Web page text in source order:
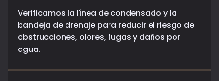
Verificamos la línea de condensado y la
bandeja de drenaje para reducir el riesgo de
obstrucciones, olores, fugas y daños por
agua.